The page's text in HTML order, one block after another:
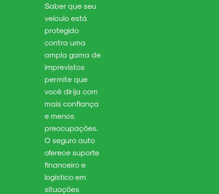
Saber que seu
veículo está
protegido
contra uma
ampla gama de
imprevistos
permite que
você dirija com
mais confiança
e menos
preocupações.
O seguro auto
oferece suporte
financeiro e
logístico em
situações